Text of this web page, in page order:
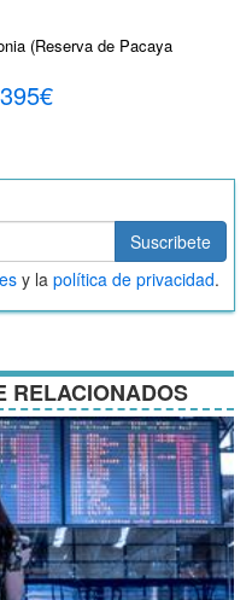
(Reserva de Pacaya
Suscribete
y la política de privacidad.
RELACIONADOS